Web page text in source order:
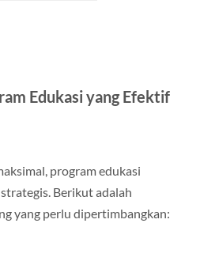
Edukasi yang Efektif
program edukasi
Berikut adalah
yang perlu dipertimbangkan: